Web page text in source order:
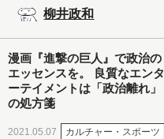
柳井政和
漫画『進撃の巨人』で政治の
エッセンスを。 良質なエンタ
ーテイメントは「政治離れ」
の処方箋
2021.05.07 カルチャー・スポーツ